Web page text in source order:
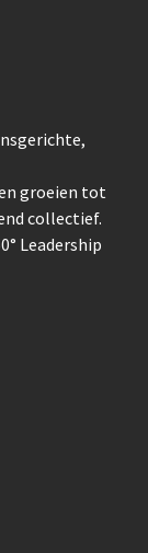
groeien tot
collectief.
Leadership